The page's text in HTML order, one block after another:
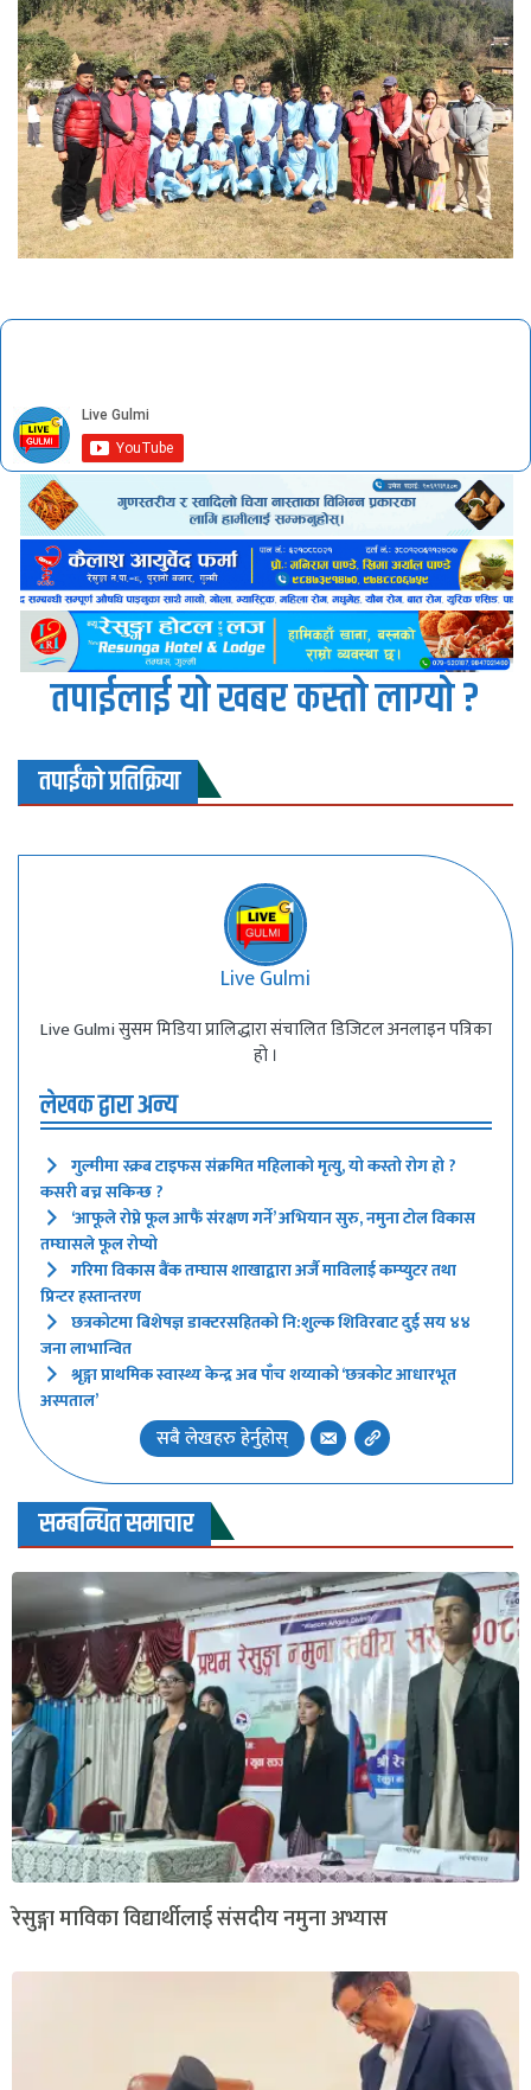
तपाईलाई यो खबर कस्तो लाग्यो ?
तपाईंको प्रतिक्रिया
Live Gulmi
Live Gulmi सुसम मिडिया प्रालिद्धारा संचालित डिजिटल अनलाइन पत्रिका
हो ।
लेखक द्वारा अन्य
गुल्मीमा स्क्रब टाइफस संक्रमित महिलाको मृत्यु, यो कस्तो रोग हो ?
कसरी बच्न सकिन्छ ?
‘आफूले रोप्ने फूल आफैं संरक्षण गर्ने’ अभियान सुरु, नमुना टोल विकास
तम्घासले फूल रोप्यो
गरिमा विकास बैंक तम्घास शाखाद्वारा अर्जै माविलाई कम्प्युटर तथा
प्रिन्टर हस्तान्तरण
छत्रकोटमा बिशेषज्ञ डाक्टरसहितको नि:शुल्क शिविरबाट दुई सय ४४
जना लाभान्वित
श्रृङ्गा प्राथमिक स्वास्थ्य केन्द्र अब पाँच शय्याको ‘छत्रकोट आधारभूत
अस्पताल’
सबै लेखहरु हेर्नुहोस्
सम्बन्धित समाचार
रेसुङ्गा माविका विद्यार्थीलाई संसदीय नमुना अभ्यास